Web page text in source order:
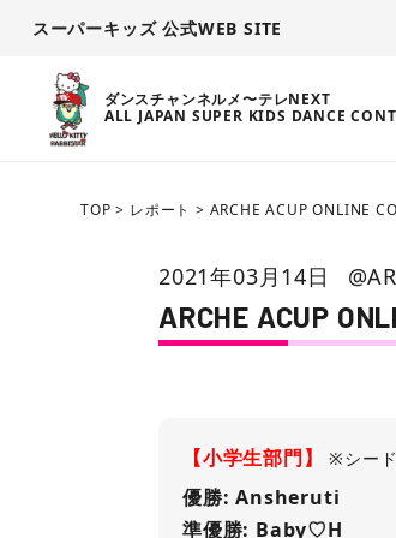
スーパーキッズ 公式WEB SITE
ダンスチャンネルメ〜テレNEXT
ALL JAPAN SUPER KIDS DANCE
TOP > レポート > ARCHE ACUP ONLINE
2021年03月14日
ARCHE ACUP
【小学生部門】 ※シー
優勝: Ansheruti
準優勝: Baby♡H